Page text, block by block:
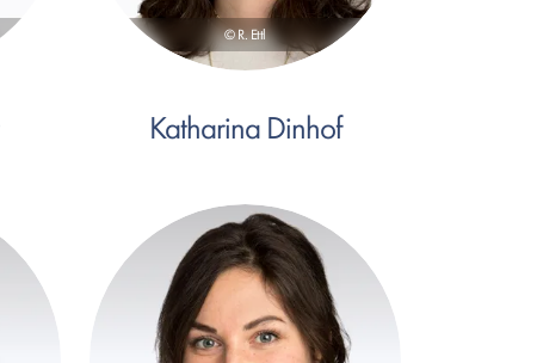
© R. Ettl
Katharina Dinhof